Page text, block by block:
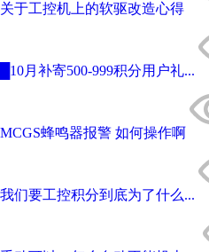
关于工控机上的软驱改造心得
█10月补寄500-999积分用户礼...
MCGS蜂鸣器报警 如何操作啊
我们要工控积分到底为了什么...